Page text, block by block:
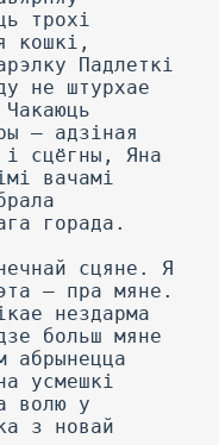
трохі
кошкі,
Падлеткі
не штурхае
— адзіная
і сцёгны, Яна
вачамі
горада.
сцяне. Я
— пра мяне.
нездарма
больш мяне
абрынецца
усмешкі
волю у
з новай